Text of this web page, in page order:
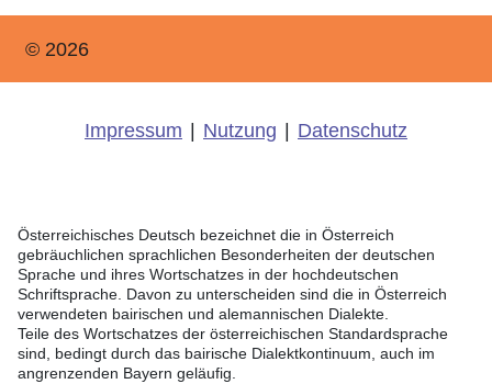
© 2026
Impressum Nutzung Datenschutz
Österreichisches Deutsch bezeichnet die in Österreich
gebräuchlichen sprachlichen Besonderheiten der deutschen
Sprache und ihres Wortschatzes in der hochdeutschen
Schriftsprache. Davon zu unterscheiden sind die in Österreich
verwendeten bairischen und alemannischen Dialekte.
Teile des Wortschatzes der österreichischen Standardsprache
sind, bedingt durch das bairische Dialektkontinuum, auch im
angrenzenden Bayern geläufig.